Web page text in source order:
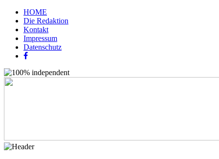
HOME
Die Redaktion
Kontakt
Impressum
Datenschutz